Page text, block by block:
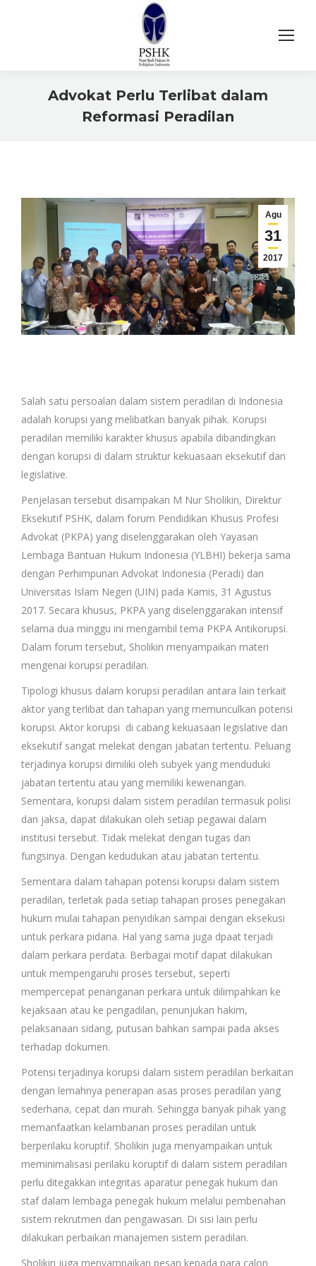
Advokat Perlu Terlibat dalam
Reformasi Peradilan
Agu
31
2017
Salah satu persoalan dalam sistem peradilan di Indonesia
adalah korupsi yang melibatkan banyak pihak. Korupsi
peradilan memiliki karakter khusus apabila dibandingkan
dengan korupsi di dalam struktur kekuasaan eksekutif dan
legislative.
Penjelasan tersebut disampakan M Nur Sholikin, Direktur
Eksekutif PSHK, dalam forum Pendidikan Khusus Profesi
Advokat (PKPA) yang diselenggarakan oleh Yayasan
Lembaga Bantuan Hukum Indonesia (YLBHI) bekerja sama
dengan Perhimpunan Advokat Indonesia (Peradi) dan
Universitas Islam Negeri (UIN) pada Kamis, 31 Agustus
2017. Secara khusus, PKPA yang diselenggarakan intensif
selama dua minggu ini mengambil tema PKPA Antikorupsi.
Dalam forum tersebut, Sholikin menyampaikan materi
mengenai korupsi peradilan.
Tipologi khusus dalam korupsi peradilan antara lain terkait
aktor yang terlibat dan tahapan yang memunculkan potensi
korupsi. Aktor korupsi di cabang kekuasaan legislative dan
eksekutif sangat melekat dengan jabatan tertentu. Peluang
terjadinya korupsi dimiliki oleh subyek yang menduduki
jabatan tertentu atau yang memiliki kewenangan.
Sementara, korupsi dalam sistem peradilan termasuk polisi
dan jaksa, dapat dilakukan oleh setiap pegawai dalam
institusi tersebut. Tidak melekat dengan tugas dan
fungsinya. Dengan kedudukan atau jabatan tertentu.
Sementara dalam tahapan potensi korupsi dalam sistem
peradilan, terletak pada setiap tahapan proses penegakan
hukum mulai tahapan penyidikan sampai dengan eksekusi
untuk perkara pidana. Hal yang sama juga dpaat terjadi
dalam perkara perdata. Berbagai motif dapat dilakukan
untuk mempengaruhi proses tersebut, seperti
mempercepat penanganan perkara untuk dilimpahkan ke
kejaksaan atau ke pengadilan, penunjukan hakim,
pelaksanaan sidang, putusan bahkan sampai pada akses
terhadap dokumen.
Potensi terjadinya korupsi dalam sistem peradilan berkaitan
dengan lemahnya penerapan asas proses peradilan yang
sederhana, cepat dan murah. Sehingga banyak pihak yang
memanfaatkan kelambanan proses peradilan untuk
berperilaku koruptif. Sholikin juga menyampaikan untuk
meminimalisasi perilaku koruptif di dalam sistem peradilan
perlu ditegakkan integritas aparatur penegak hukum dan
staf dalam lembaga penegak hukum melalui pembenahan
sistem rekrutmen dan pengawasan. Di sisi lain perlu
dilakukan perbaikan manajemen sistem peradilan.
Sholikin juga menyampaikan pesan kepada para calon